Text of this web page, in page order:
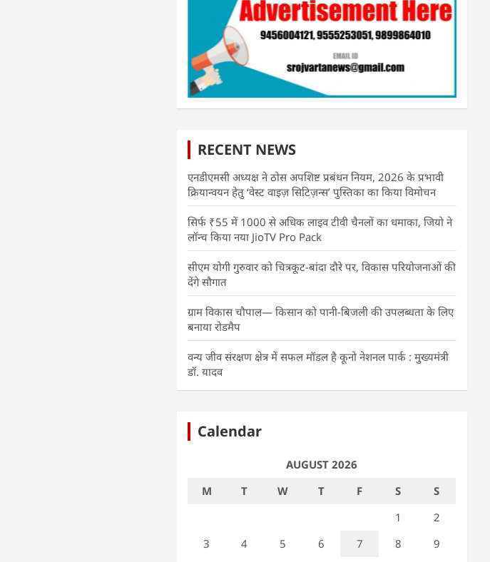
RECENT NEWS
एनडीएमसी अध्यक्ष ने ठोस अपशिष्ट प्रबंधन नियम, 2026 के प्रभावी
क्रियान्वयन हेतु ‘वेस्ट वाइज़ सिटिज़न्स’ पुस्तिका का किया विमोचन
सिर्फ ₹55 में 1000 से अधिक लाइव टीवी चैनलों का धमाका, जियो ने
लॉन्च किया नया JioTV Pro Pack
सीएम योगी गुरुवार को चित्रकूट-बांदा दौरे पर, विकास परियोजनाओं की
देंगे सौगात
ग्राम विकास चौपाल— किसान को पानी-बिजली की उपलब्धता के लिए
बनाया रोडमैप
वन्य जीव संरक्षण क्षेत्र में सफल मॉडल है कूनो नेशनल पार्क : मुख्यमंत्री
डॉ. यादव
Calendar
AUGUST 2026
M
T W T F S
S
1
2
3
4 5 6 7 8
9